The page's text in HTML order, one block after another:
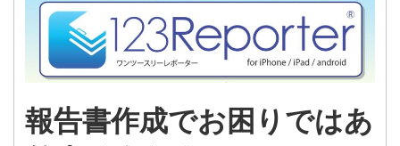
報告書作成でお困りではあ